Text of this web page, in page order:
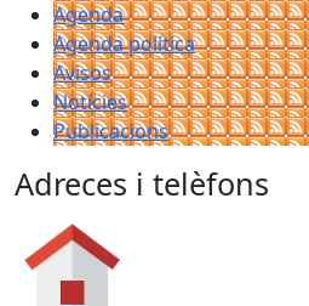
Agenda
Agenda política
Avisos
Notícies
Publicacions
Adreces i telèfons